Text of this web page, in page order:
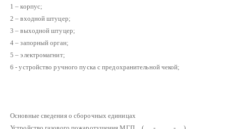
1 – корпус;
2 – входной штуцер;
3 – выходной штуцер;
4 – запорный орган;
5 – электромагнит;
6 - устройство ручного пуска с предохранительной чекой;
Основные сведения о сборочных единицах
Устройство газового пожаротушения МГП__(…..-_____-….)…